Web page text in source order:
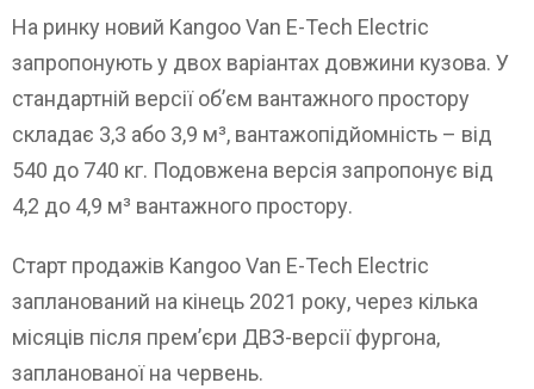
На ринку новий Kangoo Van E-Tech Electric
запропонують у двох варіантах довжини кузова. У
стандартній версії об’єм вантажного простору
складає 3,3 або 3,9 м³, вантажопідйомність – від
540 до 740 кг. Подовжена версія запропонує від
4,2 до 4,9 м³ вантажного простору.
Старт продажів Kangoo Van E-Tech Electric
запланований на кінець 2021 року, через кілька
місяців після прем’єри ДВЗ-версії фургона,
запланованої на червень.